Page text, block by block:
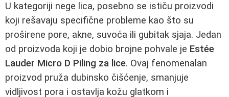
U kategoriji nege lica, posebno se ističu proizvodi
koji rešavaju specifične probleme kao što su
proširene pore, akne, suvoća ili gubitak sjaja. Jedan
od proizvoda koji je dobio brojne pohvale je Estée
Lauder Micro D Piling za lice. Ovaj fenomenalan
proizvod pruža dubinsko čišćenje, smanjuje
vidljivost pora i ostavlja kožu glatkom i